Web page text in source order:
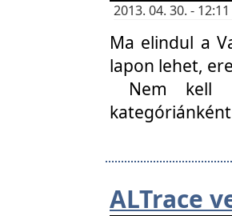
2013. 04. 30. -
Ma elindul a
lapon lehet,
Nem kell
ALTrace